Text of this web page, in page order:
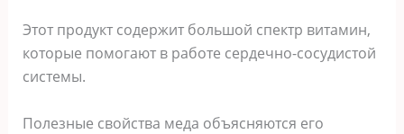
Этот продукт содержит большой спектр витамин,
которые помогают в работе сердечно-сосудистой
системы.
Полезные свойства меда объясняются его